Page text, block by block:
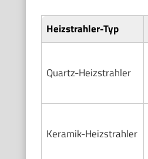
Heizstrahler-Typ
Quartz-Heizstrahler
Keramik-Heizstrahler